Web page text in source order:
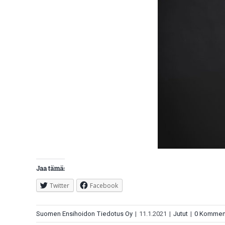
Jaa tämä:
Twitter Facebook
Suomen Ensihoidon Tiedotus Oy | 11.1.2021 | Jutut | 0